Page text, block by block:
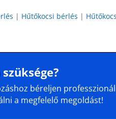
| Hűtőkocsi bérlés |
béreljen
a megfelelő megoldást!